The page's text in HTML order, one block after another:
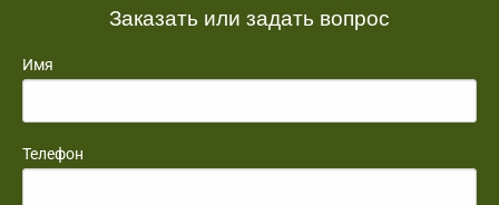
Заказать или задать вопрос
Имя
Телефон